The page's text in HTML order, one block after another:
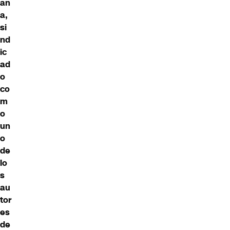
an
a,
si
nd
ic
ad
o
co
m
o
un
o
de
lo
s
au
tor
es
de